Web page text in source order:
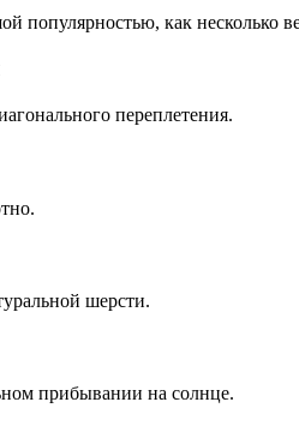
популярностью, как
переплетения.
шерсти.
прибывании на солнце.